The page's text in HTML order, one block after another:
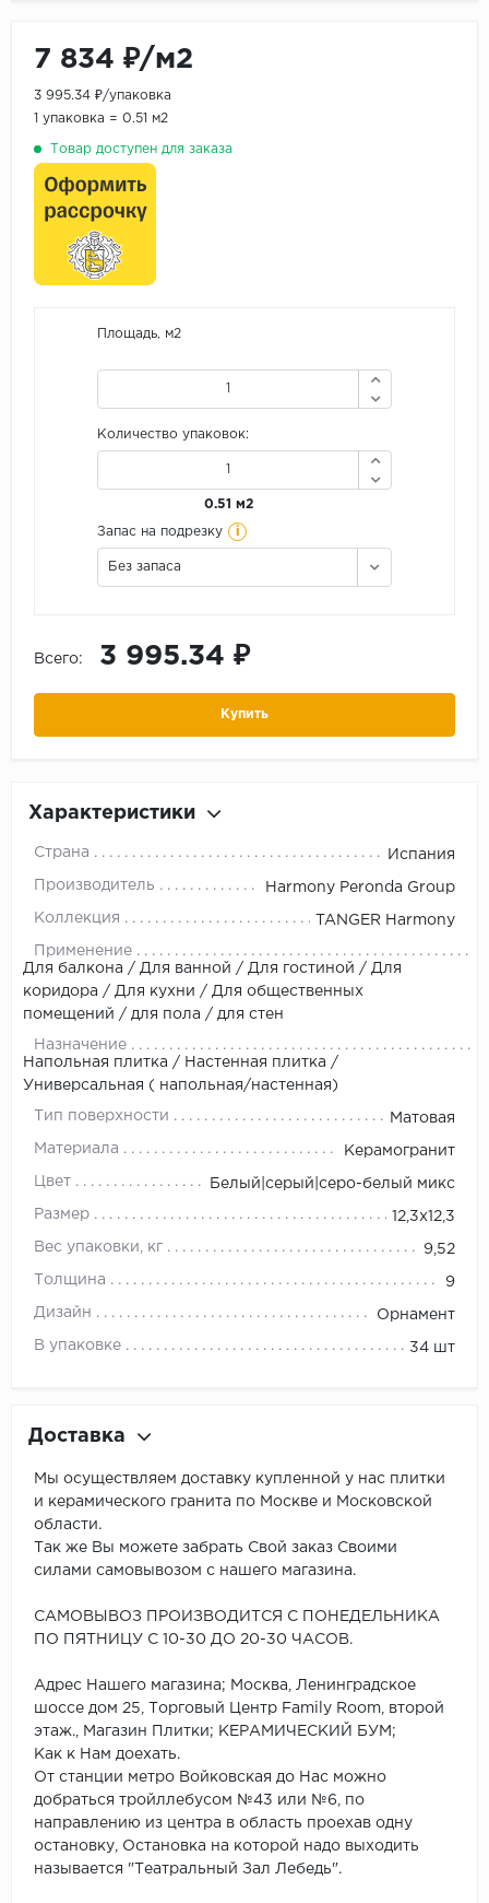
7 834 ₽/м2
3 995.34 ₽/упаковка
1 упаковка = 0.51 м2
Товар доступен для заказа
Площадь, м2
Количество упаковок:
0.51 м2
Запас на подрезку i
Без запаса
Всего: 3 995.34 ₽
Купить
Характеристики
Страна Испания
Производитель Harmony Peronda Group
Коллекция TANGER Harmony
Применение
Для балкона / Для ванной / Для гостиной / Для
коридора / Для кухни / Для общественных
помещений / для пола / для стен
Назначение
Напольная плитка / Настенная плитка /
Универсальная ( напольная/настенная)
Тип поверхности Матовая
Материала Керамогранит
Цвет Белый|серый|серо-белый микс
Размер 12,3x12,3
Вес упаковки, кг 9,52
Толщина 9
Дизайн Орнамент
В упаковке 34 шт
Доставка
Мы осуществляем доставку купленной у нас плитки
и керамического гранита по Москве и Московской
области.
Так же Вы можете забрать Свой заказ Своими
силами самовывозом с нашего магазина.
САМОВЫВОЗ ПРОИЗВОДИТСЯ С ПОНЕДЕЛЬНИКА
ПО ПЯТНИЦУ С 10-30 ДО 20-30 ЧАСОВ.
Адрес Нашего магазина; Москва, Ленинградское
шоссе дом 25, Торговый Центр Family Room, второй
этаж., Магазин Плитки; КЕРАМИЧЕСКИЙ БУМ;
Как к Нам доехать.
От станции метро Войковская до Нас можно
добраться тройллебусом №43 или №6, по
направлению из центра в область проехав одну
остановку, Остановка на которой надо выходить
называется "Театральный Зал Лебедь".